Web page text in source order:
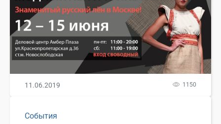
11.06.2019 1150
События